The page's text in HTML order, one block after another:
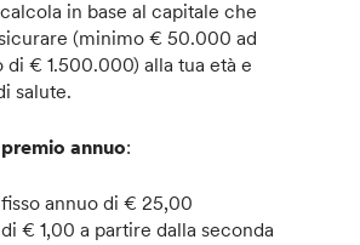
in base al capitale che
(minimo € 50.000 ad
di € 1.500.000) alla tua età e
salute.
annuo:
annuo di € 25,00
€ 1,00 a partire dalla seconda